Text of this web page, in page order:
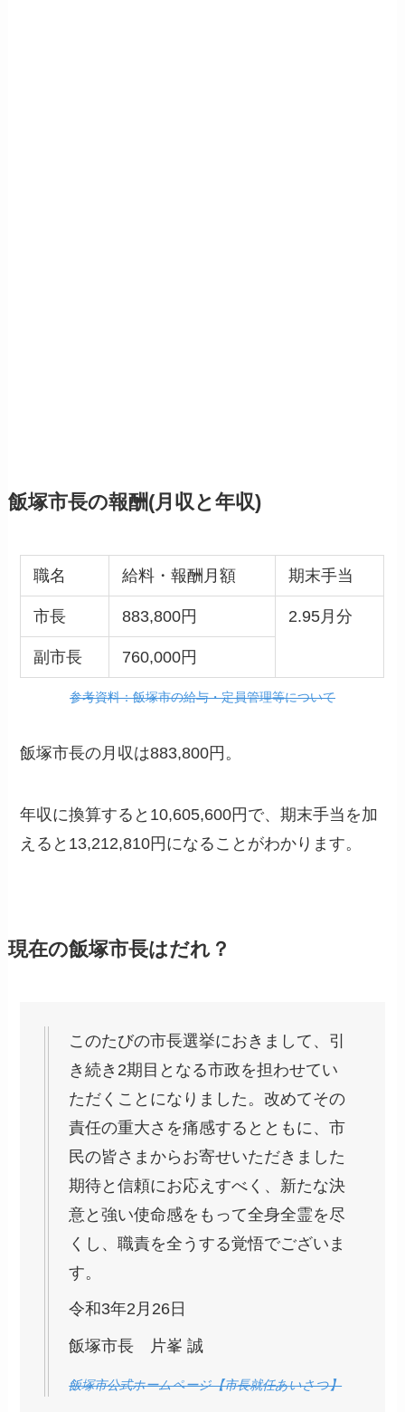
飯塚市長の報酬(月収と年収)
職名 給料・報酬月額 期末手当
市長 883,800円 2.95月分
副市長 760,000円
参考資料：飯塚市の給与・定員管理等について
飯塚市長の月収は883,800円。
年収に換算すると10,605,600円で、期末手当を加
えると13,212,810円になることがわかります。
現在の飯塚市長はだれ？
このたびの市長選挙におきまして、引
き続き2期目となる市政を担わせてい
ただくことになりました。改めてその
責任の重大さを痛感するとともに、市
民の皆さまからお寄せいただきました
期待と信頼にお応えすべく、新たな決
意と強い使命感をもって全身全霊を尽
くし、職責を全うする覚悟でございま
す。
令和3年2月26日
飯塚市長 片峯 誠
飯塚市公式ホームページ【市長就任あいさつ】